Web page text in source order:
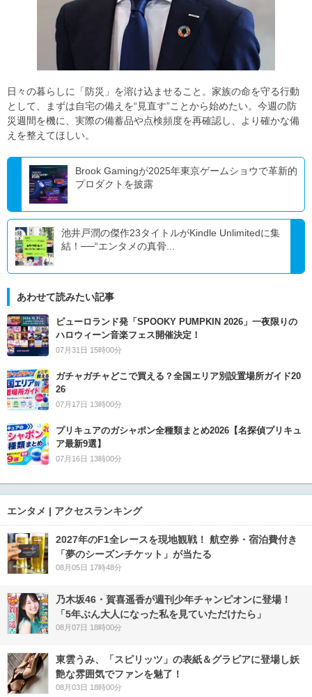
日々の暮らしに「防災」を溶け込ませること。家族の命を守る行動
として、まずは自宅の備えを“見直す”ことから始めたい。今週の防
災週間を機に、実際の備蓄品や点検頻度を再確認し、より確かな備
えを整えてほしい。
Brook Gamingが2025年東京ゲームショウで革新的
プロダクトを披露
池井戸潤の傑作23タイトルがKindle Unlimitedに集
結！──“エンタメの真骨...
あわせて読みたい記事
ピューロランド発「SPOOKY PUMPKIN 2026」一夜限りの
ハロウィーン音楽フェス開催決定！
07月31日 15時00分
ガチャガチャどこで買える？全国エリア別設置場所ガイド20
26
07月17日 13時00分
プリキュアのガシャポン全種類まとめ2026【名探偵プリキュ
ア最新9選】
07月16日 13時00分
エンタメ | アクセスランキング
2027年のF1全レースを現地観戦！ 航空券・宿泊費付き
「夢のシーズンチケット」が当たる
08月05日 17時48分
乃木坂46・賀喜遥香が週刊少年チャンピオンに登場！
「5年ぶん大人になった私を見ていただけたら」
08月07日 18時00分
東雲うみ、「スピリッツ」の表紙＆グラビアに登場し妖
艶な雰囲気でファンを魅了！
08月03日 18時00分